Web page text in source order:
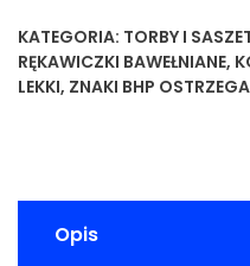
KATEGORIA: TORBY I
RĘKAWICZKI BAWEŁNIANE,
LEKKI, ZNAKI BHP
Opis